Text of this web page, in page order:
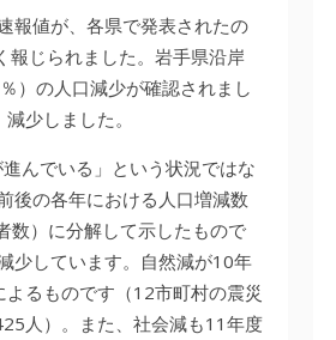
報値が、各県で発表されたの
報じられました。岩手県沿岸
）の人口減少が確認されまし
少しました。
んでいる」という状況ではな
後の各年における人口増減数
数）に分解して示したもので
少しています。自然減が10年
るものです（12市町村の震災
人）。また、社会減も11年度